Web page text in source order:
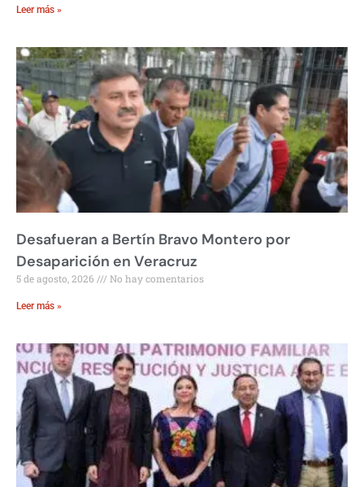
Leer más »
Desafueran a Bertín Bravo Montero por
Desaparición en Veracruz
5 de agosto, 2026 No hay comentarios
Leer más »